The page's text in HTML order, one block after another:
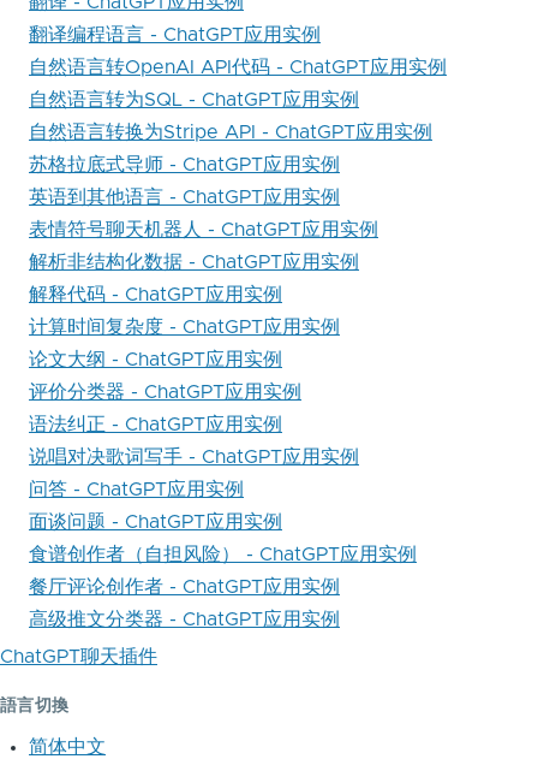
翻译编程语言 - ChatGPT应用实例
自然语言转OpenAI API代码 - ChatGPT应用实例
自然语言转为SQL - ChatGPT应用实例
自然语言转换为Stripe API - ChatGPT应用实例
苏格拉底式导师 - ChatGPT应用实例
英语到其他语言 - ChatGPT应用实例
表情符号聊天机器人 - ChatGPT应用实例
解析非结构化数据 - ChatGPT应用实例
解释代码 - ChatGPT应用实例
计算时间复杂度 - ChatGPT应用实例
论文大纲 - ChatGPT应用实例
评价分类器 - ChatGPT应用实例
语法纠正 - ChatGPT应用实例
说唱对决歌词写手 - ChatGPT应用实例
问答 - ChatGPT应用实例
面谈问题 - ChatGPT应用实例
食谱创作者（自担风险） - ChatGPT应用实例
餐厅评论创作者 - ChatGPT应用实例
高级推文分类器 - ChatGPT应用实例
ChatGPT聊天插件
語言切換
简体中文